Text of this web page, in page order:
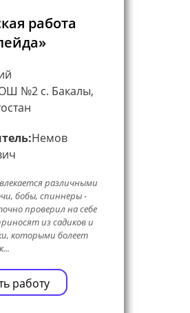
работа
№2 с. Бакалы,
Немов
различными
бобы, спиннеры -
проверил на себе
из садиков и
которыми болеет
работу